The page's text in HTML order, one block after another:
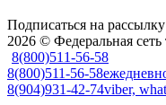
Подписаться на рассылку
2026 © Федеральная
8(800)511-56-58
8(800)511-56-58
8(904)931-42-74viber,